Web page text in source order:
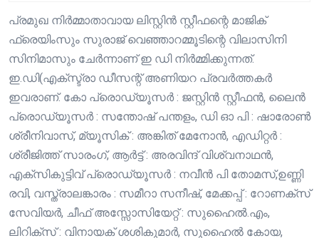
പ്രമുഖ നിർമ്മാതാവായ ലിസ്റ്റിൻ സ്റ്റീഫന്റെ മാജിക്
ഫ്രെയിംസും സുരാജ് വെഞ്ഞാറമ്മൂടിന്റെ വിലാസിനി
സിനിമാസും ചേർന്നാണ് ഇ ഡി നിർമ്മിക്കുന്നത്.
ഇ.ഡി(എക്സ്ട്രാ ഡീസന്റ് അണിയറ പ്രവർത്തകർ
ഇവരാണ്. കോ പ്രൊഡ്യൂസർ : ജസ്റ്റിൻ സ്റ്റീഫൻ, ലൈൻ
പ്രൊഡ്യൂസർ : സന്തോഷ് പന്തളം, ഡി ഓ പി : ഷാരോൺ
ശ്രീനിവാസ്, മ്യൂസിക് : അങ്കിത് മേനോൻ, എഡിറ്റർ :
ശ്രീജിത്ത് സാരംഗ്, ആർട്ട് : അരവിന്ദ് വിശ്വനാഥൻ,
എക്സികുട്ടിവ് പ്രൊഡ്യൂസർ : നവീൻ പി തോമസ്,ഉണ്ണി
രവി, വസ്ത്രാലങ്കാരം : സമീറാ സനീഷ്, മേക്കപ്പ് : റോണക്സ്
സേവിയർ, ചീഫ് അസ്സോസിയേറ്റ് : സുഹൈൽ.എം,
ലിറിക്‌സ് : വിനായക് ശശികുമാർ, സുഹൈൽ കോയ,